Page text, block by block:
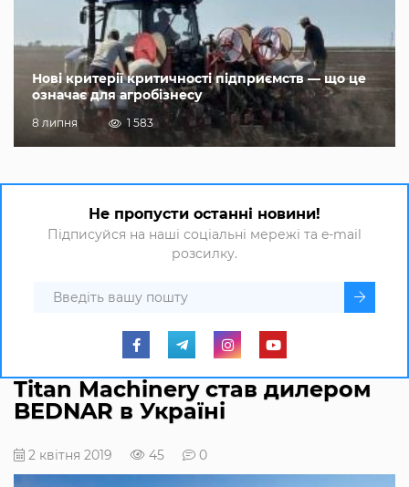
Нові критерії критичності підприємств — що це
означає для агробізнесу
8 липня 1 583
Не пропусти останні новини!
Підписуйся на наші соціальні мережі та e-mail
розсилку.
Titan Machinery став дилером
BEDNAR в Україні
2 квітня 2019 45 0